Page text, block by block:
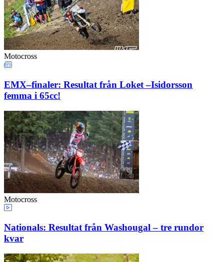
Motocross
EMX–finaler: Resultat från Loket –Isidorsson
femma i 65cc!
Motocross
Nationals: Resultat från Washougal – tre rundor
kvar